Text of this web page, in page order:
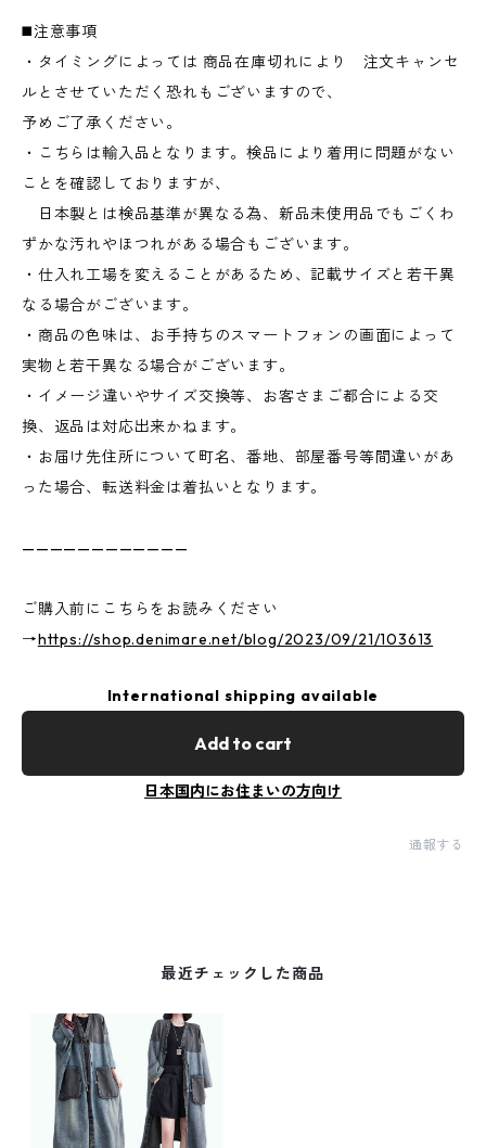
◼️注意事項
・タイミングによっては 商品在庫切れにより 注文キャンセ
ルとさせていただく恐れもございますので、
予めご了承ください。
・こちらは輸入品となります。検品により着用に問題がない
ことを確認しておりますが、
日本製とは検品基準が異なる為、新品未使用品でもごくわ
ずかな汚れやほつれがある場合もございます。
・仕入れ工場を変えることがあるため、記載サイズと若干異
なる場合がございます。
・商品の色味は、お手持ちのスマートフォンの画面によって
実物と若干異なる場合がございます。
・イメージ違いやサイズ交換等、お客さまご都合による交
換、返品は対応出来かねます。
・お届け先住所について町名、番地、部屋番号等間違いがあ
った場合、転送料金は着払いとなります。
————————————
ご購入前にこちらをお読みください
→https://shop.denimare.net/blog/2023/09/21/103613
International shipping available
Add to cart
日本国内にお住まいの方向け
通報する
最近チェックした商品